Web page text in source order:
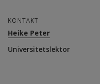
Finansiärer
KONTAKT
Heike Peter
Universitetslektor